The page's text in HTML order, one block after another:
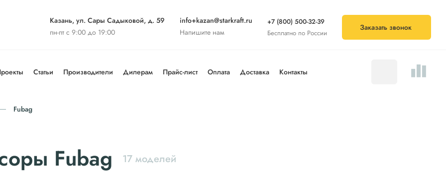
Казань, ул. Сары Садыковой, д. 59
пн-пт с 9:00 до 19:00
info+kazan@starkraft.ru
Напишите нам
+7 (800) 500-32-39
Бесплатно по России
Заказать звонок
Статьи Производители Дилерам Прайс-лист Оплата Доставка Контакты
Fubag
Fubag 17 моделей